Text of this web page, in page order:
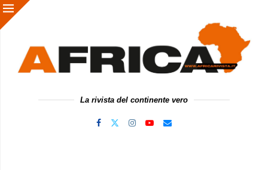
La rivista del continente vero